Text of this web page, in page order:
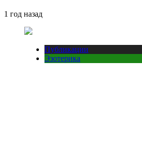
1 год назад
Публикации
Эзотерика